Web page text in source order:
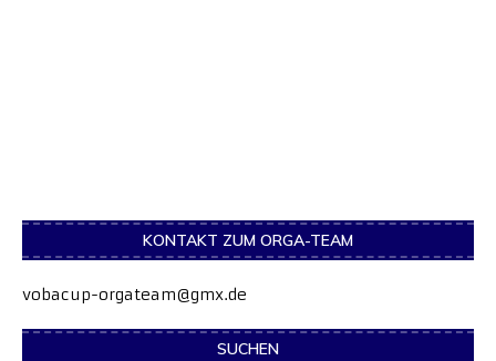
KONTAKT ZUM ORGA-TEAM
vobacup-orgateam@gmx.de
SUCHEN